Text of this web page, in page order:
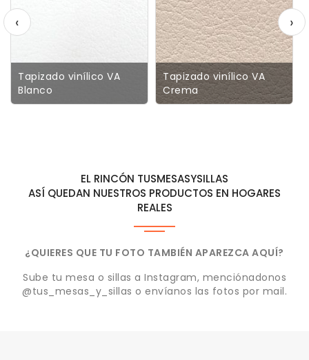
Tapizado vinílico VA
Blanco
Tapizado vinílico VA
Crema
‹ ›
EL RINCÓN TUSMESASYSILLAS
ASÍ QUEDAN NUESTROS PRODUCTOS EN HOGARES
REALES
¿QUIERES QUE TU FOTO TAMBIÉN APAREZCA AQUÍ?
Sube tu mesa o sillas a Instagram, menciónadonos
@tus_mesas_y_sillas o envíanos las fotos por mail.